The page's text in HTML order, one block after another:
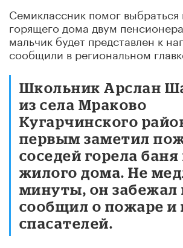
Семиклассник помог выбраться
горящего дома двум
мальчик будет представлен к
сообщили в региональном
Школьник Арслан
из села Мраково
Кугарчинского
первым заметил
соседей горела
жилого дома. Не
минуты, он забежал
сообщил о пожаре и
спасателей.